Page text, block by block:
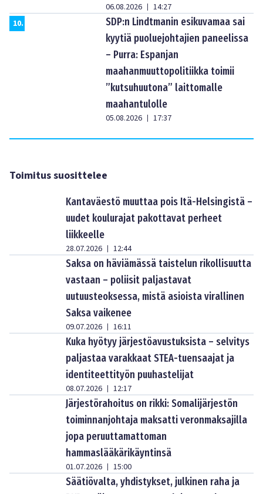
06.08.2026 | 14:27
10.
SDP:n Lindtmanin esikuvamaa sai
kyytiä puoluejohtajien paneelissa
– Purra: Espanjan
maahanmuuttopolitiikka toimii
”kutsuhuutona” laittomalle
maahantulolle
05.08.2026 | 17:37
Toimitus suosittelee
Kantaväestö muuttaa pois Itä-Helsingistä –
uudet koulurajat pakottavat perheet
liikkeelle
28.07.2026 | 12:44
Saksa on häviämässä taistelun rikollisuutta
vastaan – poliisit paljastavat
uutuusteoksessa, mistä asioista virallinen
Saksa vaikenee
09.07.2026 | 16:11
Kuka hyötyy järjestöavustuksista – selvitys
paljastaa varakkaat STEA-tuensaajat ja
identiteettityön puuhastelijat
08.07.2026 | 12:17
Järjestörahoitus on rikki: Somalijärjestön
toiminnanjohtaja maksatti veronmaksajilla
jopa peruuttamattoman
hammaslääkärikäyntinsä
01.07.2026 | 15:00
Säätiövalta, yhdistykset, julkinen raha ja